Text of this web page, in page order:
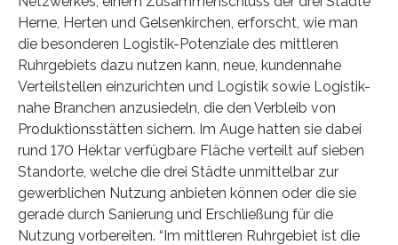
Herne, Herten und Gelsenkirchen, erforscht, wie man
die besonderen Logistik-Potenziale des mittleren
Ruhrgebiets dazu nutzen kann, neue, kundennahe
Verteilstellen einzurichten und Logistik sowie Logistik-
nahe Branchen anzusiedeln, die den Verbleib von
Produktionsstätten sichern. Im Auge hatten sie dabei
rund 170 Hektar verfügbare Fläche verteilt auf sieben
Standorte, welche die drei Städte unmittelbar zur
gewerblichen Nutzung anbieten können oder die sie
gerade durch Sanierung und Erschließung für die
Nutzung vorbereiten. “Im mittleren Ruhrgebiet ist die